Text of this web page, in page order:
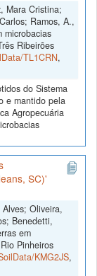
Mara Cristina;
Ramos, A.,
microbacias
Ribeirões
TL1CRN,
do Sistema
e mantido pela
Agropecuária
SC)'
Oliveira,
Benedetti,
em
Pinheiros
KMG2JS,